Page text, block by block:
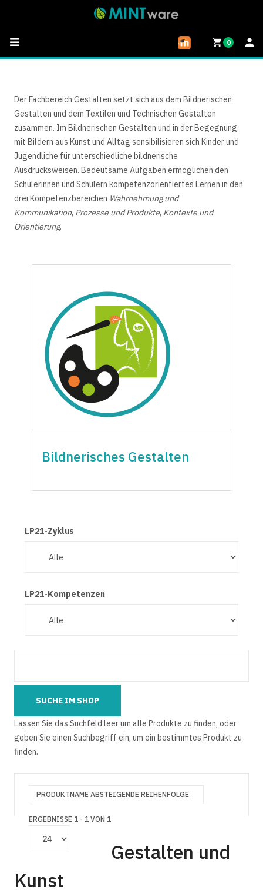
0
Der Fachbereich Gestalten setzt sich aus dem Bildnerischen
Gestalten und dem Textilen und Technischen Gestalten
zusammen. Im Bildnerischen Gestalten und in der Begegnung
mit Bildern aus Kunst und Alltag sensibilisieren sich Kinder und
Jugendliche für unterschiedliche bildnerische
Ausdrucksweisen. Bedeutsame Aufgaben ermöglichen den
Schülerinnen und Schülern kompetenzorientiertes Lernen in den
drei Kompetenzbereichen Wahrnehmung und
Kommunikation, Prozesse und Produkte, Kontexte und
Orientierung.
Bildnerisches Gestalten
LP21-Zyklus
LP21-Kompetenzen
Lassen Sie das Suchfeld leer um alle Produkte zu finden, oder
geben Sie einen Suchbegriff ein, um ein bestimmtes Produkt zu
finden.
PRODUKTNAME ABSTEIGENDE REIHENFOLGE
ERGEBNISSE 1 - 1 VON 1
Gestalten und
Kunst